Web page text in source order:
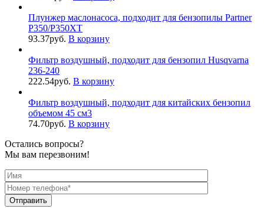
Плунжер маслонасоса, подходит для бензопилы Partner
P350/P350XT
93.37руб. В корзину
Фильтр воздушный, подходит для бензопил Husqvarna
236-240
222.54руб. В корзину
Фильтр воздушный, подходит для китайских бензопил
объемом 45 см3
74.70руб. В корзину
Остались вопросы?
Мы вам перезвоним!